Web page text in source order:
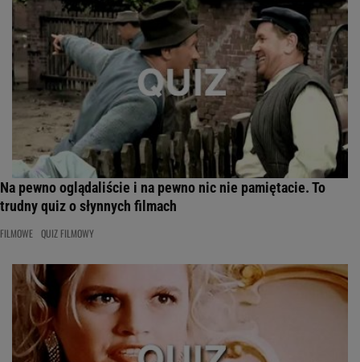
Na pewno oglądaliście i na pewno nic nie pamiętacie. To
trudny quiz o słynnych filmach
FILMOWE QUIZ FILMOWY